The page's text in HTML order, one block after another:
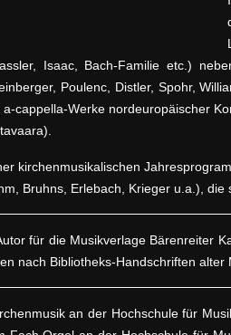
Isaac, Bach-Familie etc.)
Poulenc, Distler, Spohr,
cappella-Werke nordeuropäischer
kirchenmusikalischen
Bruhns, Erlebach, Krieger u.a.), die
für die Musikverlage Bärenreiter
nach Bibliotheks-Handschriften alter
an der Hochschule für